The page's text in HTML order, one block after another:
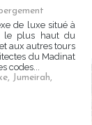
de luxe situé à
le plus haut du
aux autres tours
du Madinat
codes...
, Jumeirah,